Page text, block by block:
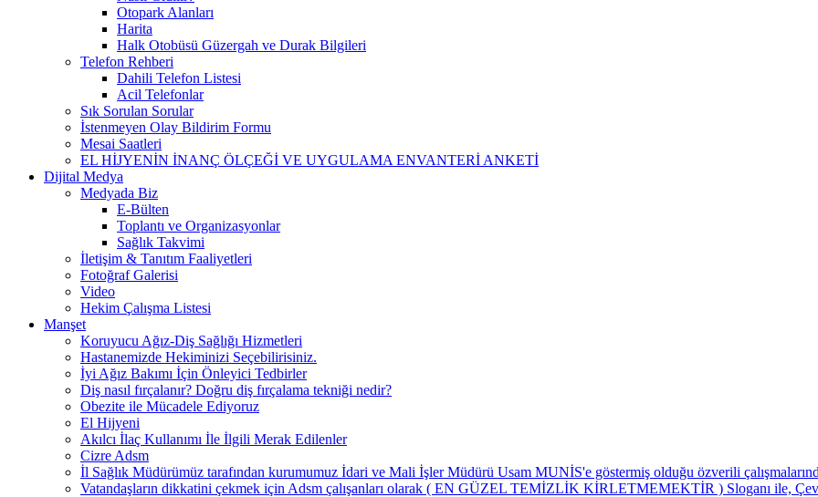
Otopark Alanları
Harita
Halk Otobüsü Güzergah ve Durak Bilgileri
Telefon Rehberi
Dahili Telefon Listesi
Acil Telefonlar
Sık Sorulan Sorular
İstenmeyen Olay Bildirim Formu
Mesai Saatleri
EL HİJYENİN İNANÇ ÖLÇEĞİ VE UYGULAMA ENVANTERİ ANKETİ
Dijital Medya
Medyada Biz
E-Bülten
Toplantı ve Organizasyonlar
Sağlık Takvimi
İletişim & Tanıtım Faaliyetleri
Fotoğraf Galerisi
Video
Hekim Çalışma Listesi
Manşet
Koruyucu Ağız-Diş Sağlığı Hizmetleri
Hastanemizde Hekiminizi Seçebilirisiniz.
İyi Ağız Bakımı İçin Önleyici Tedbirler
Diş nasıl fırçalanır? Doğru diş fırçalama tekniği nedir?
Obezite ile Mücadele Ediyoruz
El Hijyeni
Akılcı İlaç Kullanımı İle İlgili Merak Edilenler
Cizre Adsm
İl Sağlık Müdürümüz tarafından kurumumuz İdari ve Mali İşler Müdürü Usam MUNİS'e göstermiş olduğu özverili
Vatandaşların dikkatini çekmek için Adsm çalışanları olarak ( EN GÜZEL TEMİZLİK KİRLETMEMEKTİR ) Sloganı ile,